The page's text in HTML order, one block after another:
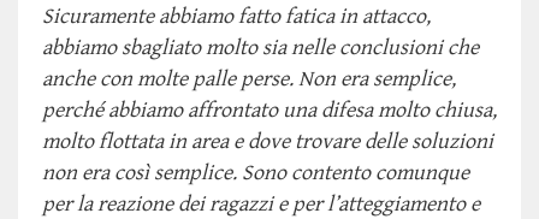
Sicuramente abbiamo fatto fatica in attacco,
abbiamo sbagliato molto sia nelle conclusioni che
anche con molte palle perse. Non era semplice,
perché abbiamo affrontato una difesa molto chiusa,
molto flottata in area e dove trovare delle soluzioni
non era così semplice. Sono contento comunque
per la reazione dei ragazzi e per l’atteggiamento e